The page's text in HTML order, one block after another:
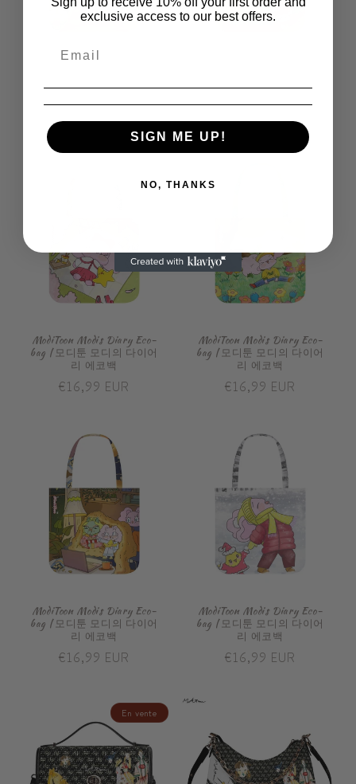
ModiToon Modis Diary Eco-
bag | 모디툰 모디의 다이어
리 에코백
Prix
€16,99 EUR
ModiToon Modis Diary Eco-
bag | 모디툰 모디의 다이어
리 에코백
Prix
€16,99 EUR
ModiToon Modis Diary Eco-
bag | 모디툰 모디의 다이어
리 에코백
Prix
€16,99 EUR
ModiToon Modis Diary Eco-
bag | 모디툰 모디의 다이어
리 에코백
Prix
€16,99 EUR
En vente
exclusive access to our best offers.
SIGN ME UP!
NO, THANKS